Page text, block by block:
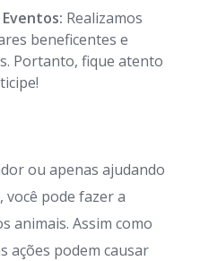
Realizamos
beneficentes e
Portanto, fique atento
ou apenas ajudando
pode fazer a
animais. Assim como
ações podem causar